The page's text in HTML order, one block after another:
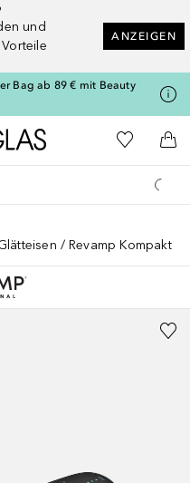
und
ANZEIGEN
Bag ab 89 € mit Beauty
Zur Douglas Startseite
Zu Meiner
Revamp Kompakt